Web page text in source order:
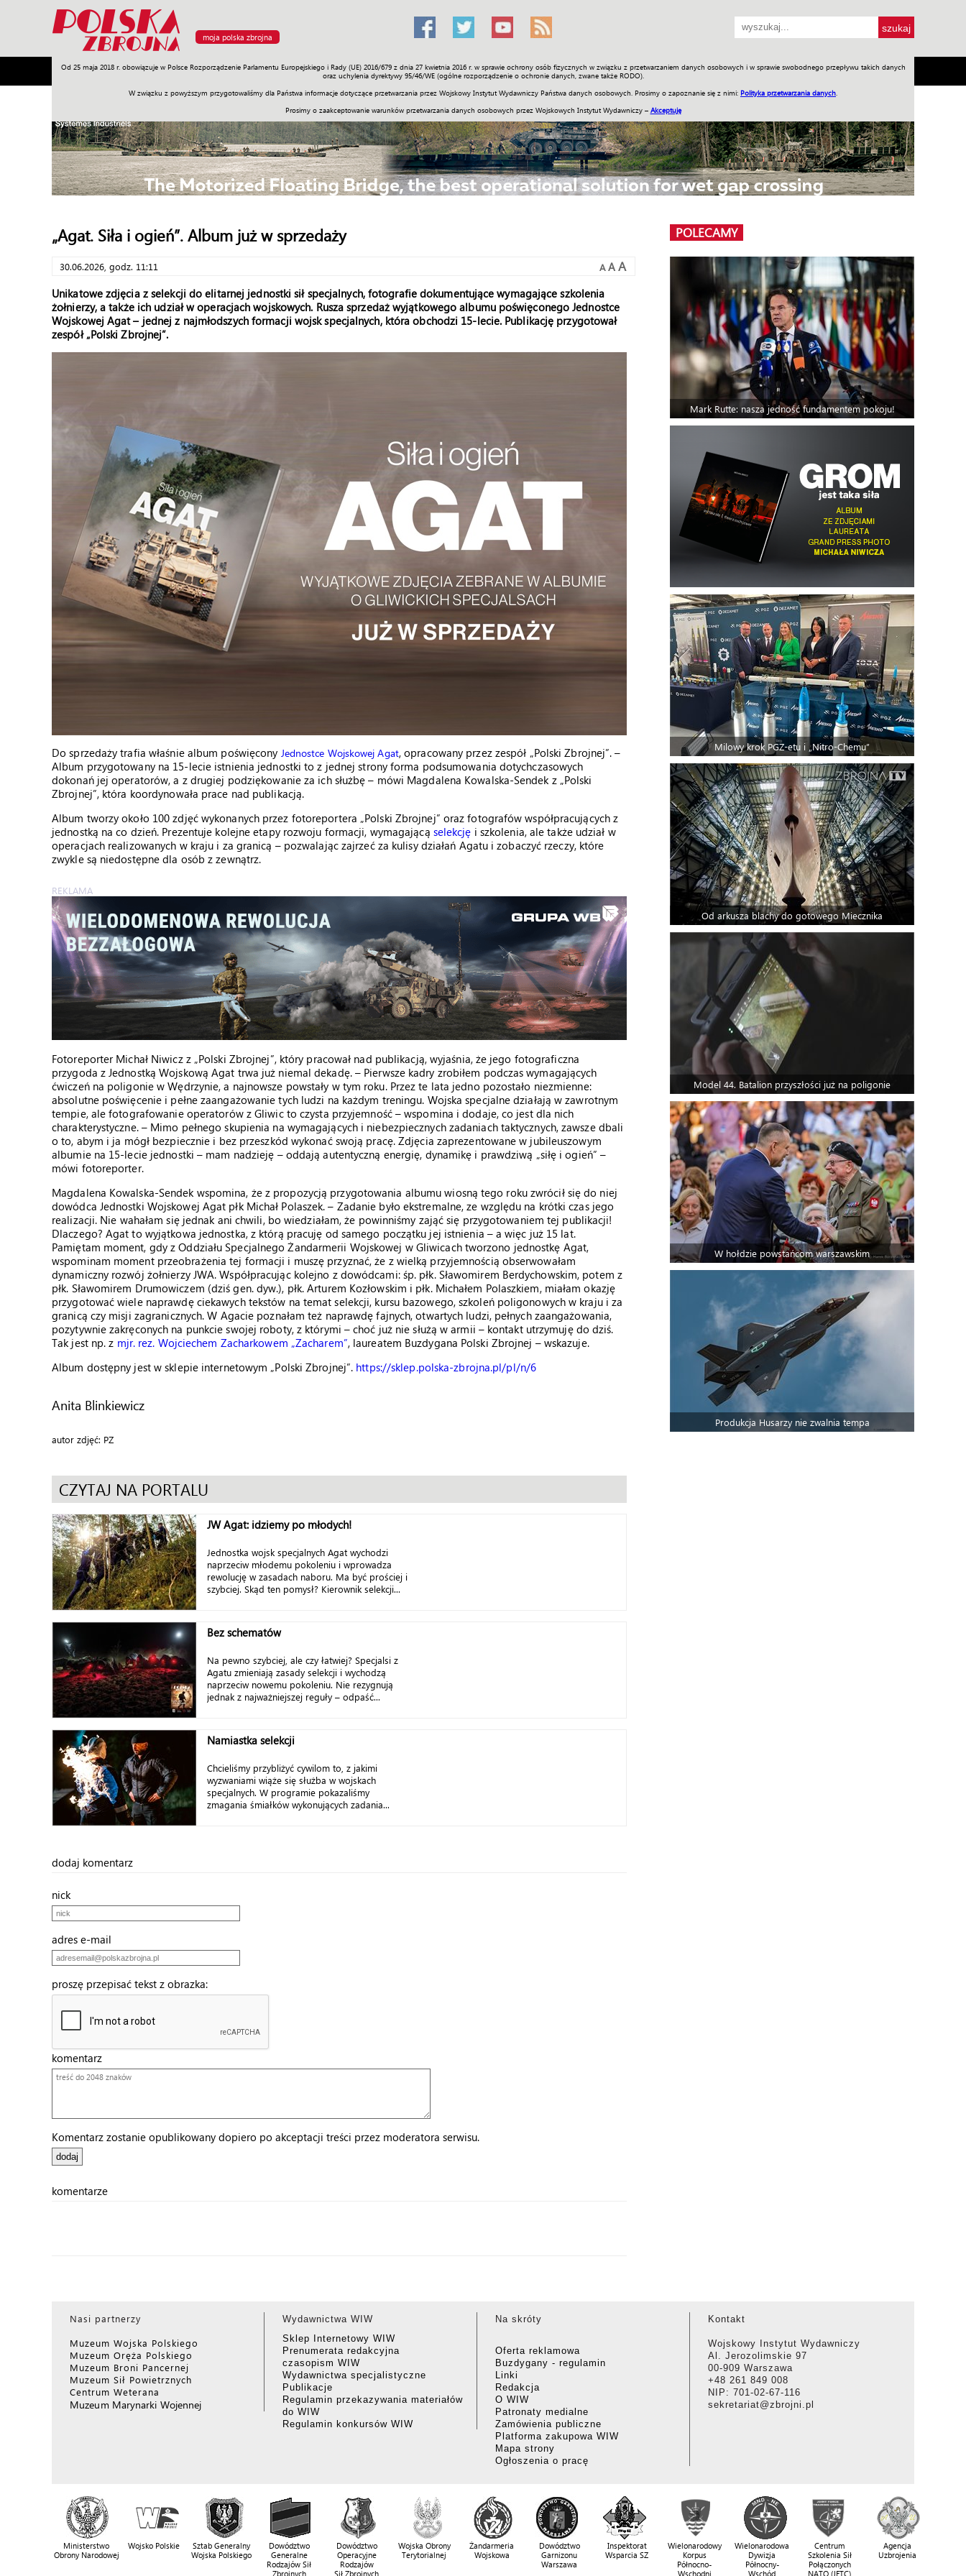
moja polska zbrojna
Od 25 maja 2018 r. obowiązuje w Polsce Rozporządzenie Parlamentu Europejskiego i Rady (UE) 2016/679 z dnia 27 kwietnia 2016 r. w sprawie ochrony osób fizycznych w związku z przetwarzaniem danych osobowych i w sprawie swobodnego przepływu takich danych
oraz uchylenia dyrektywy 95/46/WE (ogólne rozporządzenie o ochronie danych, zwane także RODO).
W związku z powyższym przygotowaliśmy dla Państwa informacje dotyczące przetwarzania przez Wojskowy Instytut Wydawniczy Państwa danych osobowych. Prosimy o zapoznanie się z nimi: Polityka przetwarzania danych
Prosimy o zaakceptowanie warunków przetwarzania danych osobowych przez Wojskowych Instytut Wydawniczy – Akceptuję
Armia Poligon Sprzęt Misje Polityka Prawo Świat Społeczność Sport Historia Galerie Wideo ENGLISH SKLEP Jednodniówki Praca w WIW
„Agat. Siła i ogień”. Album już w sprzedaży
30.06.2026, godz. 11:11 A A A
Unikatowe zdjęcia z selekcji do elitarnej jednostki sił specjalnych, fotografie dokumentujące wymagające szkolenia
żołnierzy, a także ich udział w operacjach wojskowych. Rusza sprzedaż wyjątkowego albumu poświęconego Jednostce
Wojskowej Agat – jednej z najmłodszych formacji wojsk specjalnych, która obchodzi 15-lecie. Publikację przygotował
zespół „Polski Zbrojnej”.
Do sprzedaży trafia właśnie album poświęcony Jednostce Wojskowej Agat, opracowany przez zespół „Polski Zbrojnej”. –
Album przygotowany na 15-lecie istnienia jednostki to z jednej strony forma podsumowania dotychczasowych
dokonań jej operatorów, a z drugiej podziękowanie za ich służbę – mówi Magdalena Kowalska-Sendek z „Polski
Zbrojnej”, która koordynowała prace nad publikacją.
Album tworzy około 100 zdjęć wykonanych przez fotoreportera „Polski Zbrojnej” oraz fotografów współpracujących z
jednostką na co dzień. Prezentuje kolejne etapy rozwoju formacji, wymagającą selekcję i szkolenia, ale także udział w
operacjach realizowanych w kraju i za granicą – pozwalając zajrzeć za kulisy działań Agatu i zobaczyć rzeczy, które
zwykle są niedostępne dla osób z zewnątrz.
REKLAMA
Fotoreporter Michał Niwicz z „Polski Zbrojnej”, który pracował nad publikacją, wyjaśnia, że jego fotograficzna
przygoda z Jednostką Wojskową Agat trwa już niemal dekadę. – Pierwsze kadry zrobiłem podczas wymagających
ćwiczeń na poligonie w Wędrzynie, a najnowsze powstały w tym roku. Przez te lata jedno pozostało niezmienne:
absolutne poświęcenie i pełne zaangażowanie tych ludzi na każdym treningu. Wojska specjalne działają w zawrotnym
tempie, ale fotografowanie operatorów z Gliwic to czysta przyjemność – wspomina i dodaje, co jest dla nich
charakterystyczne. – Mimo pełnego skupienia na wymagających i niebezpiecznych zadaniach taktycznych, zawsze dbali
o to, abym i ja mógł bezpiecznie i bez przeszkód wykonać swoją pracę. Zdjęcia zaprezentowane w jubileuszowym
albumie na 15-lecie jednostki – mam nadzieję – oddają autentyczną energię, dynamikę i prawdziwą „siłę i ogień” –
mówi fotoreporter.
Magdalena Kowalska-Sendek wspomina, że z propozycją przygotowania albumu wiosną tego roku zwrócił się do niej
dowódca Jednostki Wojskowej Agat płk Michał Polaszek. – Zadanie było ekstremalne, ze względu na krótki czas jego
realizacji. Nie wahałam się jednak ani chwili, bo wiedziałam, że powinniśmy zająć się przygotowaniem tej publikacji!
Dlaczego? Agat to wyjątkowa jednostka, z którą pracuję od samego początku jej istnienia – a więc już 15 lat.
Pamiętam moment, gdy z Oddziału Specjalnego Żandarmerii Wojskowej w Gliwicach tworzono jednostkę Agat,
wspominam moment przeobrażenia tej formacji i muszę przyznać, że z wielką przyjemnością obserwowałam
dynamiczny rozwój żołnierzy JWA. Współpracując kolejno z dowódcami: śp. płk. Sławomirem Berdychowskim, potem z
płk. Sławomirem Drumowiczem (dziś gen. dyw.), płk. Arturem Kozłowskim i płk. Michałem Polaszkiem, miałam okazję
przygotować wiele naprawdę ciekawych tekstów na temat selekcji, kursu bazowego, szkoleń poligonowych w kraju i za
granicą czy misji zagranicznych. W Agacie poznałam też naprawdę fajnych, otwartych ludzi, pełnych zaangażowania,
pozytywnie zakręconych na punkcie swojej roboty, z którymi – choć już nie służą w armii – kontakt utrzymuję do dziś.
Tak jest np. z mjr. rez. Wojciechem Zacharkowem „Zacharem”, laureatem Buzdygana Polski Zbrojnej – wskazuje.
Album dostępny jest w sklepie internetowym „Polski Zbrojnej”. https://sklep.polska-zbrojna.pl/pl/n/6
Anita Blinkiewicz
autor zdjęć: PZ
CZYTAJ NA PORTALU
JW Agat: idziemy po młodych!
Jednostka wojsk specjalnych Agat wychodzi
naprzeciw młodemu pokoleniu i wprowadza
rewolucję w zasadach naboru. Ma być prościej i
szybciej. Skąd ten pomysł? Kierownik selekcji...
Bez schematów
Na pewno szybciej, ale czy łatwiej? Specjalsi z
Agatu zmieniają zasady selekcji i wychodzą
naprzeciw nowemu pokoleniu. Nie rezygnują
jednak z najważniejszej reguły – odpaść...
Namiastka selekcji
Chcieliśmy przybliżyć cywilom to, z jakimi
wyzwaniami wiąże się służba w wojskach
specjalnych. W programie pokazaliśmy
zmagania śmiałków wykonujących zadania...
dodaj komentarz
nick
adres e-mail
proszę przepisać tekst z obrazka:
komentarz
Komentarz zostanie opublikowany dopiero po akceptacji treści przez moderatora serwisu.
komentarze
POLECAMY
Mark Rutte: nasza jedność fundamentem pokoju!
Milowy krok PGZ-etu i „Nitro-Chemu”
Od arkusza blachy do gotowego Miecznika
Model 44. Batalion przyszłości już na poligonie
W hołdzie powstańcom warszawskim
Produkcja Husarzy nie zwalnia tempa
Nasi partnerzy
Muzeum Wojska Polskiego
Muzeum Oręża Polskiego
Muzeum Broni Pancernej
Muzeum Sił Powietrznych
Centrum Weterana
Muzeum Marynarki Wojennej
Wydawnictwa WIW
Sklep Internetowy WIW
Prenumerata redakcyjna
czasopism WIW
Wydawnictwa specjalistyczne
Publikacje
Regulamin przekazywania materiałów
do WIW
Regulamin konkursów WIW
Na skróty
Oferta reklamowa
Buzdygany - regulamin
Linki
Redakcja
O WIW
Patronaty medialne
Zamówienia publiczne
Platforma zakupowa WIW
Mapa strony
Ogłoszenia o pracę
Kontakt
Wojskowy Instytut Wydawniczy
Al. Jerozolimskie 97
00-909 Warszawa
+48 261 849 008
NIP: 701-02-67-116
sekretariat@zbrojni.pl
Ministerstwo
Obrony Narodowej
Wojsko Polskie
Sztab Generalny
Wojska Polskiego
Dowództwo
Generalne
Rodzajów Sił
Zbrojnych
Dowództwo
Operacyjne
Rodzajów
Sił Zbrojnych
Wojska Obrony
Terytorialnej
Żandarmeria
Wojskowa
Dowództwo
Garnizonu
Warszawa
Inspektorat
Wsparcia SZ
Wielonarodowy
Korpus
Północno-
Wschodni
Wielonarodowa
Dywizja
Północny-
Wschód
Centrum
Szkolenia Sił
Połączonych
NATO (JFTC)
Agencja
Uzbrojenia